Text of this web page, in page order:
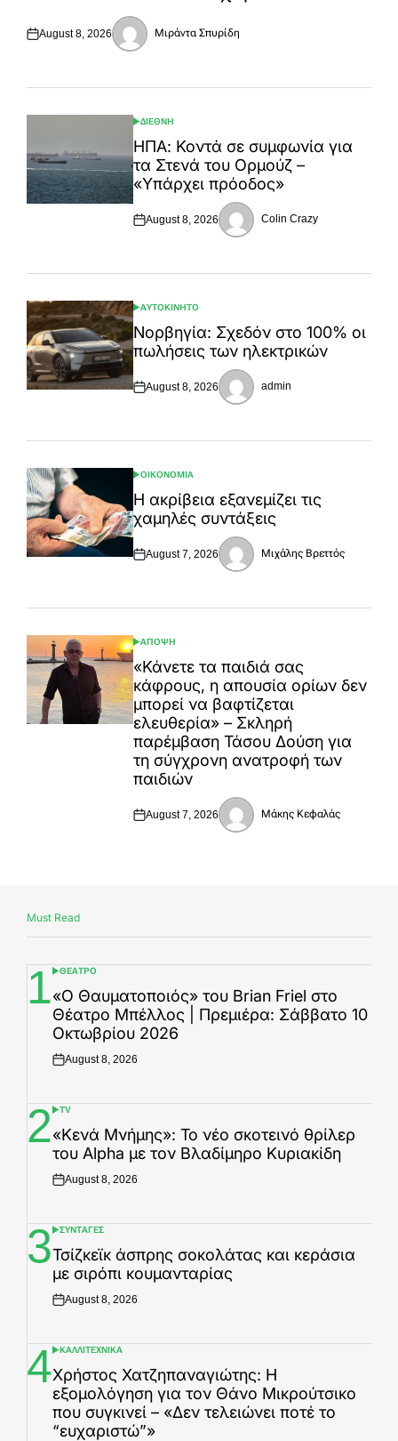
Posted
August 8, 2026
Posted
Μιράντα Σπυρίδη
POSTED
IN
ΔΙΕΘΝΗ
ΗΠΑ: Κοντά σε συμφωνία για
τα Στενά του Ορμούζ –
«Υπάρχει πρόοδος»
Posted
August 8, 2026
Posted
Colin Crazy
POSTED
IN
ΑΥΤΟΚΙΝΗΤΟ
Νορβηγία: Σχεδόν στο 100% οι
πωλήσεις των ηλεκτρικών
Posted
August 8, 2026
Posted
admin
POSTED
IN
ΟΙΚΟΝΟΜΙΑ
Η ακρίβεια εξανεμίζει τις
χαμηλές συντάξεις
Posted
August 7, 2026
Posted
Μιχάλης Βρεττός
POSTED
IN
ΑΠΟΨΗ
«Κάνετε τα παιδιά σας
κάφρους, η απουσία ορίων δεν
μπορεί να βαφτίζεται
ελευθερία» – Σκληρή
παρέμβαση Τάσου Δούση για
τη σύγχρονη ανατροφή των
παιδιών
Posted
August 7, 2026
Posted
Μάκης Κεφαλάς
Must Read
1POSTED
ΘΕΑΤΡΟ
«Ο Θαυματοποιός» του Brian Friel στο
Θέατρο Μπέλλος | Πρεμιέρα: Σάββατο 10
Οκτωβρίου 2026
Posted
August 8, 2026
2POSTED
TV
«Κενά Μνήμης»: Το νέο σκοτεινό θρίλερ
του Alpha με τον Βλαδίμηρο Κυριακίδη
Posted
August 8, 2026
3POSTED
IN
ΣΥΝΤΑΓΕΣ
Τσίζκεϊκ άσπρης σοκολάτας και κεράσια
με σιρόπι κουμανταρίας
Posted
August 8, 2026
4POSTED
IN
ΚΑΛΛΙΤΕΧΝΙΚΑ
Χρήστος Χατζηπαναγιώτης: Η
εξομολόγηση για τον Θάνο Μικρούτσικο
που συγκινεί – «Δεν τελειώνει ποτέ το
“ευχαριστώ”»